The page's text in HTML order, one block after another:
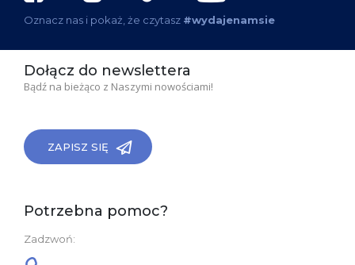
Oznacz nas i pokaż, że czytasz #wydajenamsie
Dołącz do newslettera
Bądź na bieżąco z Naszymi nowościami!
ZAPISZ SIĘ
Potrzebna pomoc?
Zadzwoń: